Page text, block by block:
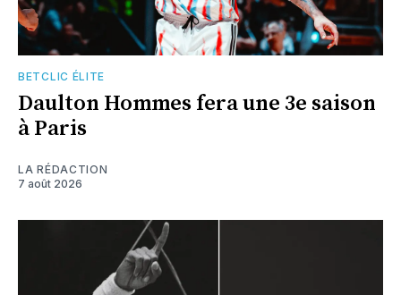
BETCLIC ÉLITE
Daulton Hommes fera une 3e saison
à Paris
LA RÉDACTION
7 août 2026